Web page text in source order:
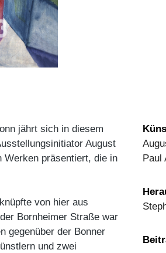
jährt sich in diesem
August
Werken präsentiert, die in
von hier aus
Bornheimer Straße war
gegenüber der Bonner
und zwei
Paul